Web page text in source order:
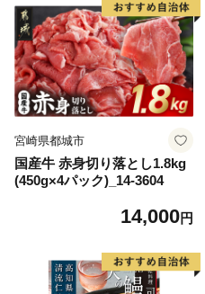
ぶ だし漬け 煮付け ムニエル
味噌漬け 鍋物 冷凍 湯浅町 送
料無料_G7334
宮崎県都城市
国産牛 赤身切り落とし1.8kg
(450g×4パック)_14-3604
14,000円